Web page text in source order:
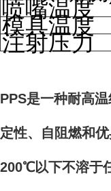
喷嘴温度
模具温度
注射压力
PPS是一种耐高
定性、自阻燃和
200℃以下不溶于